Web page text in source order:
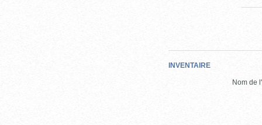
INVENTAIRE
Nom de